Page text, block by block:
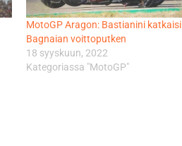
MotoGP Aragon: Bastianini katkaisi
Bagnaian voittoputken
18 syyskuun, 2022
Kategoriassa "MotoGP"